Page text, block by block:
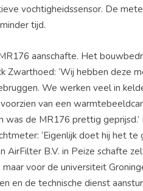
vochtigheidssensor. De
tijd.
aanschafte. Het
Zwarthoed: ‘Wij hebben deze
We werken veel in
van een
de MR176 prettig geprijsd.’
‘Eigenlijk doet hij het
AirFilter B.V. in Peize schafte
voor de universiteit
en de technische dienst